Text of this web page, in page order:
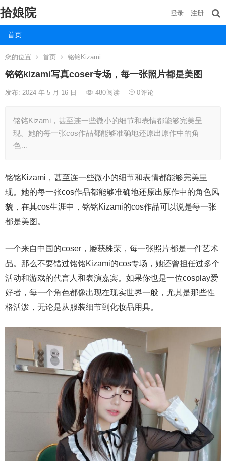
拾娘院
首页
登录 注册
您的位置 首页 铭铭Kizami
铭铭kizami写真coser专场，每一张照片都是美图
发布: 2024 年 5 月 16 日 480阅读 0评论
铭铭Kizami，甚至连一些微小的细节和表情都能够完美呈
现。她的每一张cos作品都能够准确地还原出原作中的角
色…
铭铭Kizami，甚至连一些微小的细节和表情都能够完美呈
现。她的每一张cos作品都能够准确地还原出原作中的角色风
貌，在其cos生涯中，铭铭Kizami的cos作品可以说是每一张
都是美图。
一个来自中国的coser，屡获殊荣，每一张照片都是一件艺术
品。那么不要错过铭铭Kizami的cos专场，她还曾担任过多个
活动和游戏的代言人和表演嘉宾。如果你也是一位cosplay爱
好者，每一个角色都像出现在现实世界一般，尤其是那些性
格活泼，无论是从服装细节到化妆品用具。